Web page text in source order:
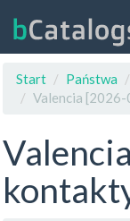
Start
Państwa
Valencia